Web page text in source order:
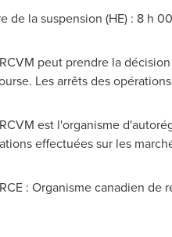
de la suspension (HE) : 8 h 00
peut prendre la
Les arrêts des
est l'organisme
effectuées sur les
: Organisme canadien